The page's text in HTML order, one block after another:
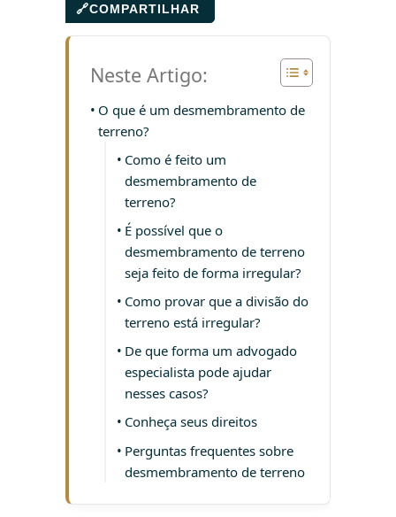
🔗COMPARTILHAR
Neste Artigo:
O que é um desmembramento de
terreno?
Como é feito um
desmembramento de
terreno?
É possível que o
desmembramento de terreno
seja feito de forma irregular?
Como provar que a divisão do
terreno está irregular?
De que forma um advogado
especialista pode ajudar
nesses casos?
Conheça seus direitos
Perguntas frequentes sobre
desmembramento de terreno